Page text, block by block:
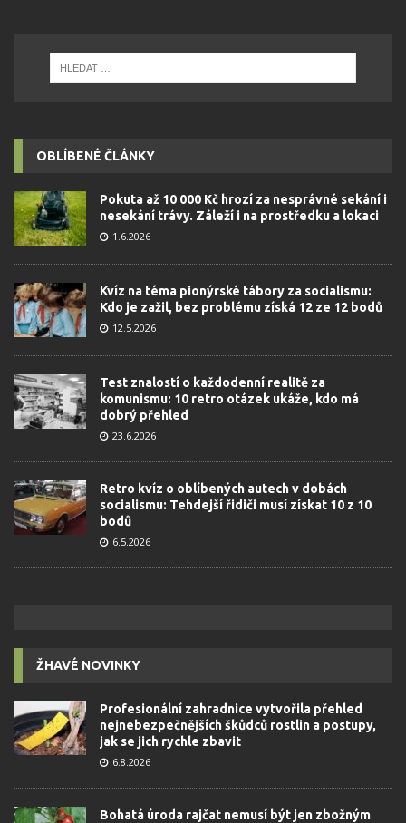
OBLÍBENÉ ČLÁNKY
Pokuta až 10 000 Kč hrozí za nesprávné sekání i
nesekání trávy. Záleží i na prostředku a lokaci
1.6.2026
Kvíz na téma pionýrské tábory za socialismu:
Kdo je zažil, bez problému získá 12 ze 12 bodů
12.5.2026
Test znalostí o každodenní realitě za
komunismu: 10 retro otázek ukáže, kdo má
dobrý přehled
23.6.2026
Retro kvíz o oblíbených autech v dobách
socialismu: Tehdejší řidiči musí získat 10 z 10
bodů
6.5.2026
ŽHAVÉ NOVINKY
Profesionální zahradnice vytvořila přehled
nejnebezpečnějších škůdců rostlin a postupy,
jak se jich rychle zbavit
6.8.2026
Bohatá úroda rajčat nemusí být jen zbožným